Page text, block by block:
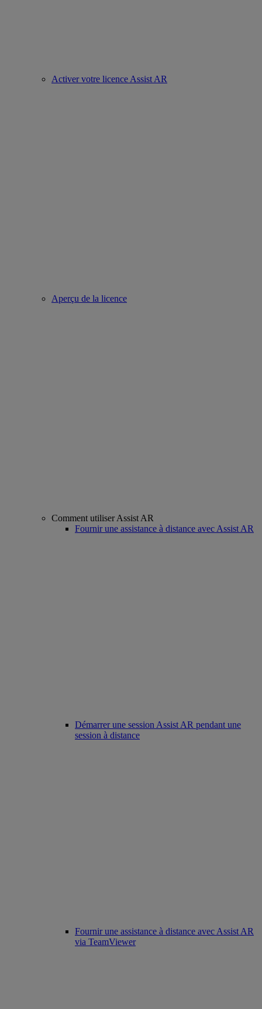
Activer votre licence Assist AR
Aperçu de la licence
Comment utiliser Assist AR
Fournir une assistance à distance avec Assist AR
Démarrer une session Assist AR pendant une
session à distance
Fournir une assistance à distance avec Assist AR
via TeamViewer